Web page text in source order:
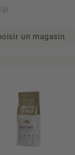
un magasin